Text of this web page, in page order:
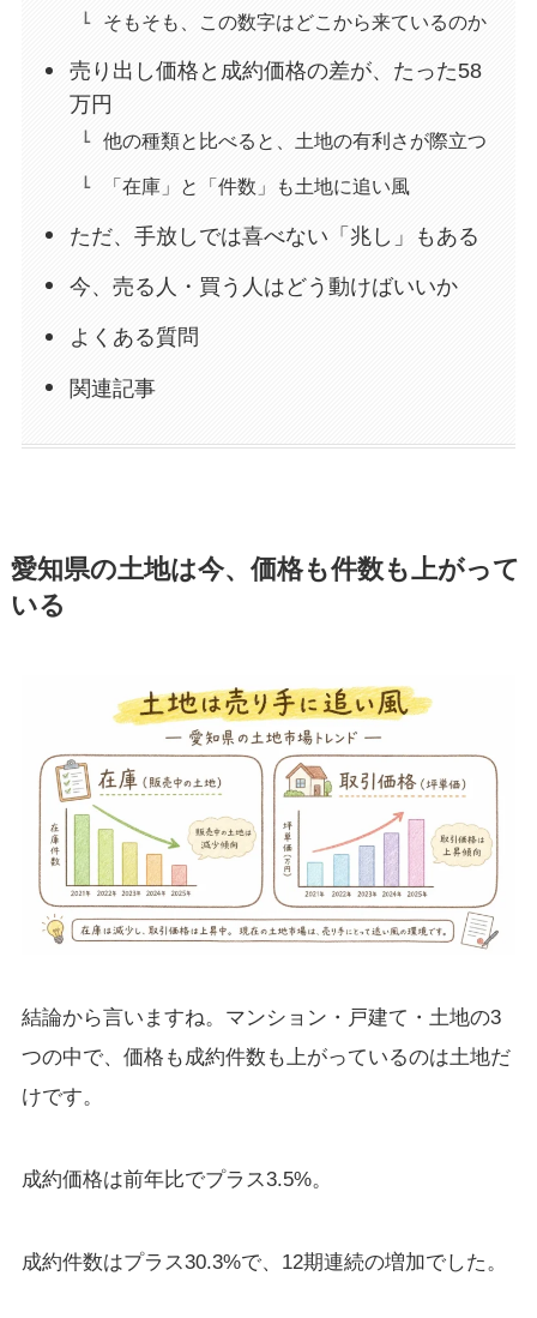
そもそも、この数字はどこから来ているのか
売り出し価格と成約価格の差が、たった58
万円
他の種類と比べると、土地の有利さが際立つ
「在庫」と「件数」も土地に追い風
ただ、手放しでは喜べない「兆し」もある
今、売る人・買う人はどう動けばいいか
よくある質問
関連記事
愛知県の土地は今、価格も件数も上がって
いる
結論から言いますね。マンション・戸建て・土地の3
つの中で、価格も成約件数も上がっているのは土地だ
けです。
成約価格は前年比でプラス3.5%。
成約件数はプラス30.3%で、12期連続の増加でした。